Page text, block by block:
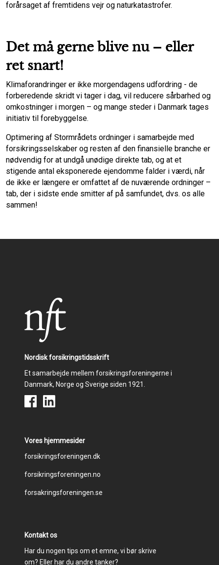
forårsaget af fremtidens vejr og naturkatastrofer.
Det må gerne blive nu – eller
ret snart!
Klimaforandringer er ikke morgendagens udfordring - de
forberedende skridt vi tager i dag, vil reducere sårbarhed og
omkostninger i morgen – og mange steder i Danmark tages
initiativ til forebyggelse.
Optimering af Stormrådets ordninger i samarbejde med
forsikringsselskaber og resten af den finansielle branche er
nødvendig for at undgå unødige direkte tab, og at et
stigende antal eksponerede ejendomme falder i værdi, når
de ikke er længere er omfattet af de nuværende ordninger –
tab, der i sidste ende smitter af på samfundet, dvs. os alle
sammen!
Nordisk forsikringstidsskrift
Et samarbejde mellem forsikringsforeningerne i
Danmark, Norge og Sverige siden 1921.
Vores hjemmesider
Footer
menu
forsikringsforeningen.dk
forsikringsforeningen.no
forsakringsforeningen.se
Kontakt os
Har du nogen tips om et emne, vi bør skrive
om? Eller har du andre tanker?